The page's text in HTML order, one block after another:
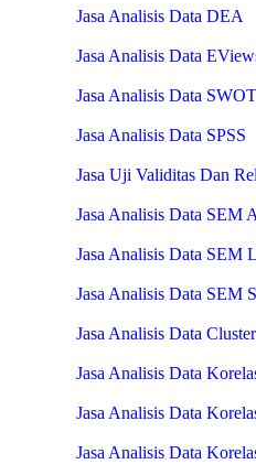
Jasa Analisis Data DEA
Jasa Analisis Data
Jasa Analisis Data SWOT
Jasa Analisis Data SPSS
Jasa Uji Validitas Dan
Jasa Analisis Data SEM
Jasa Analisis Data SEM
Jasa Analisis Data SEM
Jasa Analisis Data
Jasa Analisis Data
Jasa Analisis Data
Jasa Analisis Data